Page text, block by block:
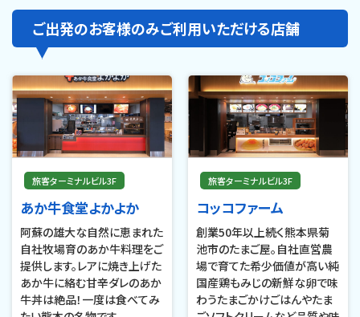
ご出発のお客様のみご利用いただける店舗
旅客ターミナルビル3F
あか牛食堂よかよか
阿蘇の雄大な自然に恵まれた
自社牧場育のあか牛料理をご
提供します。レアに焼き上げた
あか牛に絡む甘辛ダレのあか
牛丼は絶品！一度は食べてみ
旅客ターミナルビル3F
コッコファーム
創業50年以上続く熊本県菊
池市のたまご屋。自社直営農
場で育てた希少価値が高い純
国産鶏もみじの新鮮な卵で味
わうたまごかけごはんやたま